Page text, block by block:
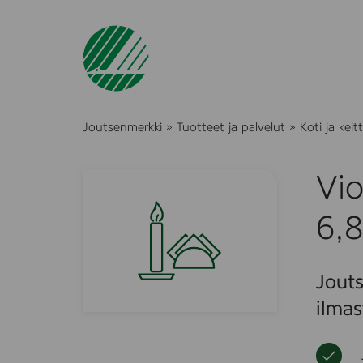
Joutsenmerkki » Tuotteet ja palvelut » Koti ja